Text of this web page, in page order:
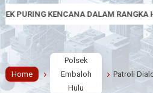
RANGKA HUT RI KE-81 TAHUN 2026
Home
Polsek
Embaloh
Hulu